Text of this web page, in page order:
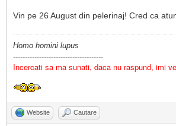
Vin pe 26 August din pelerinaj! Cred ca
Homo homini lupus
--------------------------------------
Incercati sa ma sunati, daca nu raspund, imi
Website Cautare